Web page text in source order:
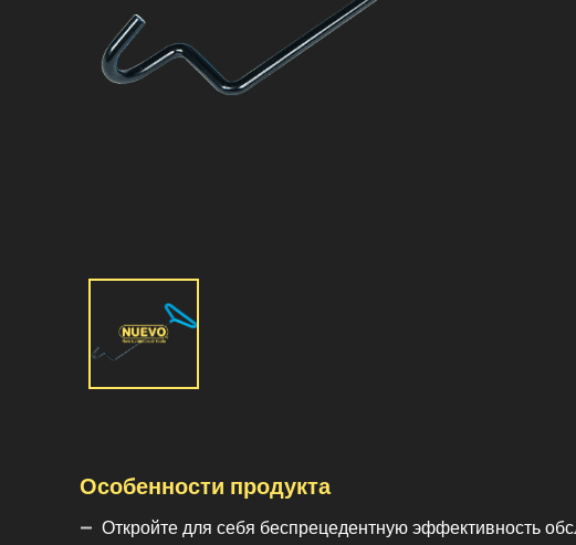
Особенности продукта
Откройте для себя беспрецедентную эффективность